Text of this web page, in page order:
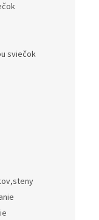
sviečok